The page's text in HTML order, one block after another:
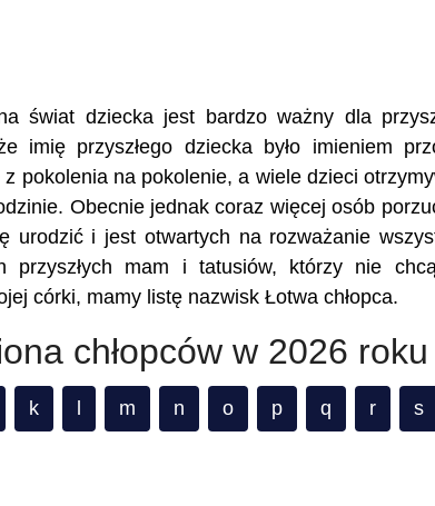
świat dziecka jest bardzo ważny dla
imię przyszłego dziecka było imieniem
pokolenia na pokolenie, a wiele dzieci
Obecnie jednak coraz więcej osób
urodzić i jest otwartych na rozważanie
przyszłych mam i tatusiów, którzy nie
córki, mamy listę nazwisk Łotwa chłopca.
chłopców w 2026 roku
k m n o p q r s